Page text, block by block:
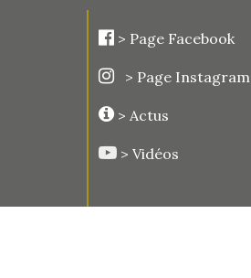
> Page Facebook
> Page Instagram
> Actus
> Vidéos